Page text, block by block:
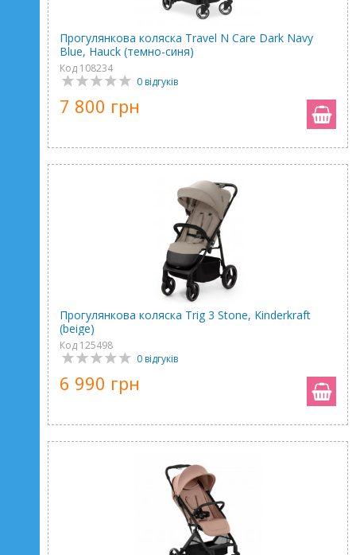
Прогулянкова коляска Travel N Care Dark Navy
Blue, Hauck (темно-синя)
Код 108234
0 відгуків
7 800 грн
Прогулянкова коляска Trig 3 Stone, Kinderkraft
(beige)
Код 125498
0 відгуків
6 990 грн